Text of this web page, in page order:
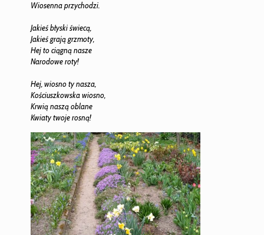
Wiosenna przychodzi.
Jakieś błyski świecą,
Jakieś grają grzmoty,
Hej to ciągną nasze
Narodowe roty!
Hej, wiosno ty nasza,
Kościuszkowska wiosno,
Krwią naszą oblane
Kwiaty twoje rosną!